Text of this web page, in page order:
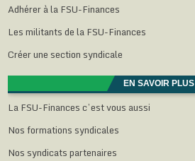
Adhérer à la FSU-Finances
Les militants de la FSU-Finances
Créer une section syndicale
EN SAVOIR PLUS
La FSU-Finances c’est vous aussi
Nos formations syndicales
Nos syndicats partenaires